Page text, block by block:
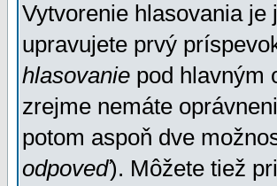
Vytvorenie hlasovania
upravujete prvý
hlasovanie pod hlavným
zrejme nemáte
potom aspoň dve
odpoveď). Môžete tiež